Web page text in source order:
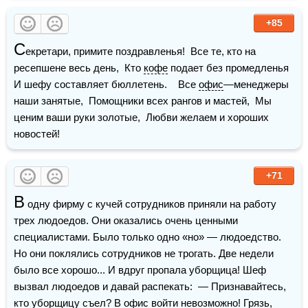
+85
Секретари, примите поздравленья!  Все те, кто на
ресепшене весь день,  Кто кофе подает без промедленья
И шефу составляет бюллетень.    Все офис—менеджеры
наши занятые,  Помощники всех рангов и мастей,  Мы
ценим ваши руки золотые,  Любви желаем и хороших
новостей!
+71
В одну фирму с кучей сотрудников приняли на работу
трех людоедов. Они оказались очень ценными
специалистами. Было только одно «но» — людоедство.
Но они поклялись сотрудников не трогать. Две недели
было все хорошо... И вдруг пропала уборщица! Шеф
вызвал людоедов и давай распекать:  — Признавайтесь,
кто уборщицу съел? В офис войти невозможно! Грязь,